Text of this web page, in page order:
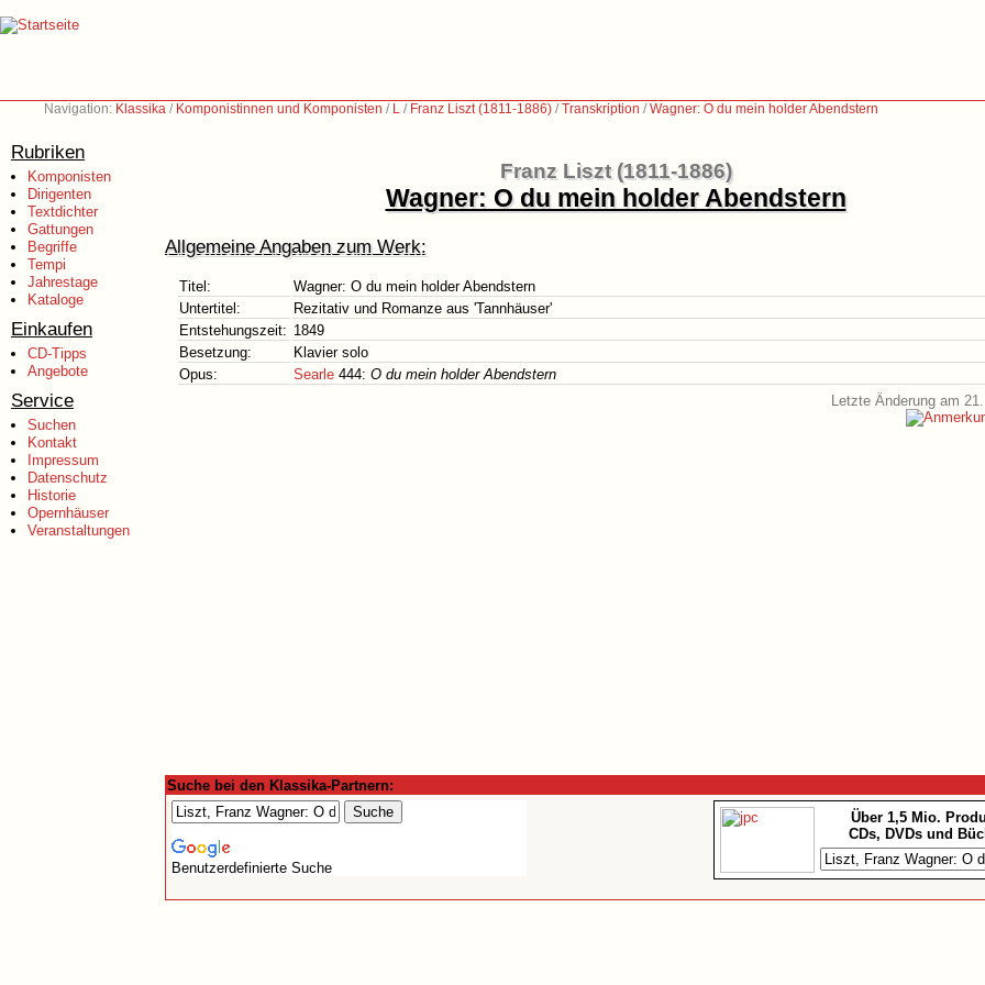
Navigation: Klassika / Komponistinnen und Komponisten / L / Franz Liszt (1811-1886) /Transkription /Wagner: O du mein holder Abendstern
Rubriken
Komponisten
Dirigenten
Textdichter
Gattungen
Begriffe
Tempi
Jahrestage
Kataloge
Einkaufen
CD-Tipps
Angebote
Service
Suchen
Kontakt
Impressum
Datenschutz
Historie
Opernhäuser
Veranstaltungen
Franz Liszt (1811-1886)
Wagner: O du mein holder Abendstern
Allgemeine Angaben zum Werk:
Titel:
Wagner: O du mein holder Abendstern
Untertitel:
Rezitativ und Romanze aus 'Tannhäuser'
Entstehungszeit: 1849
Besetzung:
Klavier solo
Opus:
Searle 444: O du mein holder Abendstern
Letzte Änderung am
Suche bei den Klassika-Partnern:
Benutzerdefinierte Suche
Über 1,5 Mio.
CDs, DVDs und